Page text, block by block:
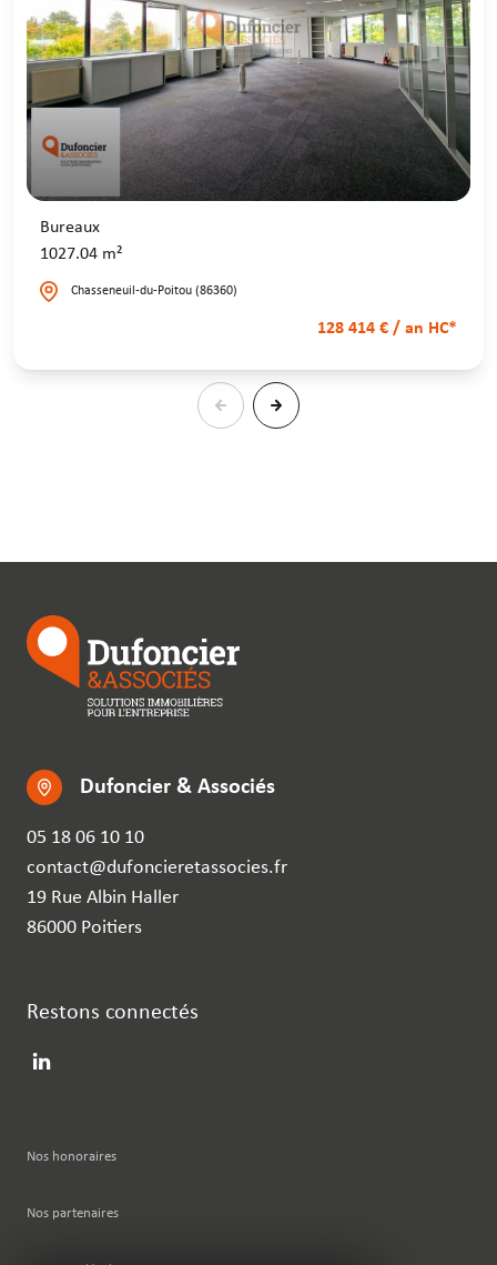
Bureaux
1027.04 m²
Chasseneuil-du-Poitou (86360)
128 414 € / an HC*
Dufoncier & Associés
05 18 06 10 10
contact@dufoncieretassocies.fr
19 Rue Albin Haller
86000 Poitiers
Restons connectés
Nos honoraires
Nos partenaires